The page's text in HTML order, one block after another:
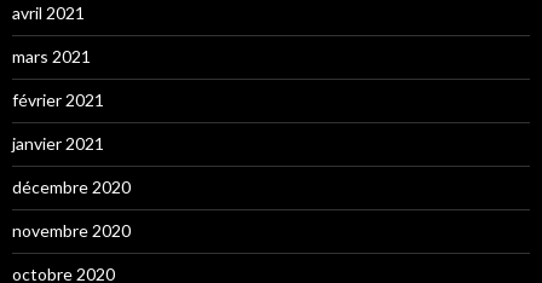
avril 2021
mars 2021
février 2021
janvier 2021
décembre 2020
novembre 2020
octobre 2020